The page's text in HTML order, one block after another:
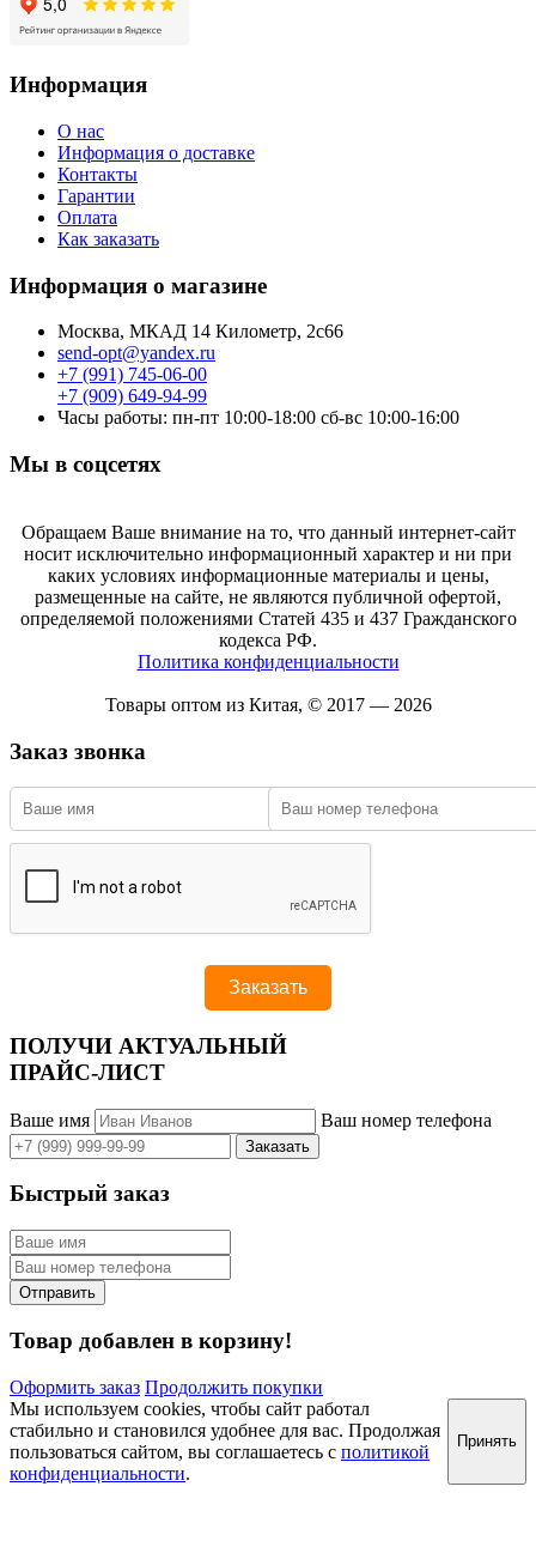
Информация
О нас
Информация о доставке
Контакты
Гарантии
Оплата
Как заказать
Информация о магазине
Москва, МКАД 14 Километр, 2с66
send-opt@yandex.ru
+7 (991) 745-06-00
+7 (909) 649-94-99
Часы работы: пн-пт 10:00-18:00 сб-вс 10:00-16:00
Мы в соцсетях
Обращаем Ваше внимание на то, что данный интернет-сайт
носит исключительно информационный характер и ни при
каких условиях информационные материалы и цены,
размещенные на сайте, не являются публичной офертой,
определяемой положениями Статей 435 и 437 Гражданского
кодекса РФ.
Политика конфиденциальности
Товары оптом из Китая, © 2017 — 2026
Заказ звонка
ПОЛУЧИ АКТУАЛЬНЫЙ
ПРАЙС-ЛИСТ
Ваше имя Ваш номер телефона
Быстрый заказ
Товар добавлен в корзину!
Оформить заказ Продолжить покупки
Мы используем cookies, чтобы сайт работал
стабильно и становился удобнее для вас. Продолжая
пользоваться сайтом, вы соглашаетесь с политикой
конфиденциальности.
Принять